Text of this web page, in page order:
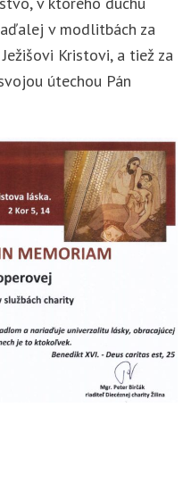
v modlitbách za
Kristovi, a tiež za
útechou Pán